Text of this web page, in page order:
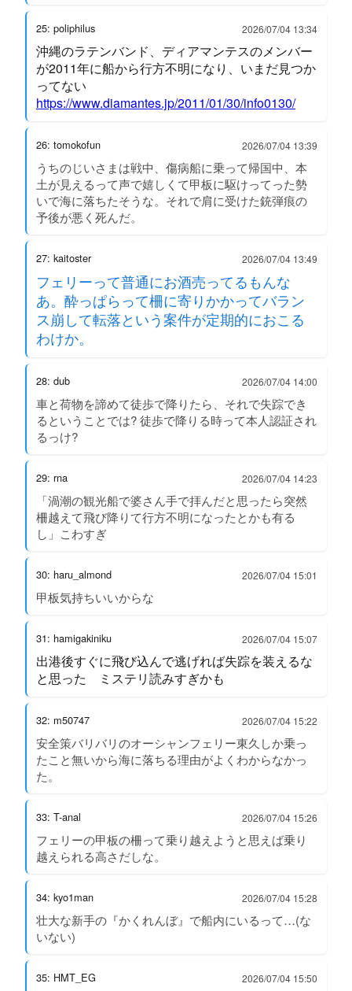
25: poliphilus 2026/07/04 13:34
沖縄のラテンバンド、ディアマンテスのメンバー
が2011年に船から行方不明になり、いまだ見つか
ってない
https://www.diamantes.jp/2011/01/30/info0130/
26: tomokofun 2026/07/04 13:39
うちのじいさまは戦中、傷病船に乗って帰国中、本
土が見えるって声で嬉しくて甲板に駆けってった勢
いで海に落ちたそうな。それで肩に受けた銃弾痕の
予後が悪く死んだ。
27: kaitoster 2026/07/04 13:49
フェリーって普通にお酒売ってるもんな
あ。酔っぱらって柵に寄りかかってバラン
ス崩して転落という案件が定期的におこる
わけか。
28: dub 2026/07/04 14:00
車と荷物を諦めて徒歩で降りたら、それで失踪でき
るということでは? 徒歩で降りる時って本人認証され
るっけ?
29: rna 2026/07/04 14:23
「渦潮の観光船で婆さん手で拝んだと思ったら突然
柵越えて飛び降りて行方不明になったとかも有る
し」こわすぎ
30: haru_almond 2026/07/04 15:01
甲板気持ちいいからな
31: hamigakiniku 2026/07/04 15:07
出港後すぐに飛び込んで逃げれば失踪を装えるな
と思った ミステリ読みすぎかも
32: m50747 2026/07/04 15:22
安全策バリバリのオーシャンフェリー東久しか乗っ
たこと無いから海に落ちる理由がよくわからなかっ
た。
33: T-anal 2026/07/04 15:26
フェリーの甲板の柵って乗り越えようと思えば乗り
越えられる高さだしな。
34: kyo1man 2026/07/04 15:28
壮大な新手の『かくれんぼ』で船内にいるって…(な
いない)
35: HMT_EG 2026/07/04 15:50